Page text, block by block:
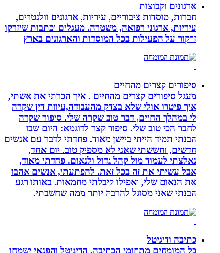
ארגונים וקבוצות
חברות, מוסדות ציבוריים, עיריות, ארגונים וולנטרים,
עיריות, ארגוני רפואה, משטרה. מעגלים וכתבות שיזרקו
זרקור על הפעילות בכל המוסדות והארגונים בארץ
סיפורים קצרים מהחיים
מעגל סיפורים קצרים מהחיים . איך הכרתי את אשתי,
איך פיטרו אולי שלא בצדק מהעבודה,עיוות דין שקרה
לי במהלך החיים, דבר טוב שקרה שלי. סיפור שקרה
לחבר הכי טוב שלי. סיפור קצר לדוגמא: היום שבו
הבנתי תמיד הייתי ביישן מאוד. פחדתי לדבר עם אנשים
חדשים, וחששתי שאני לא מספיק טוב. יום אחד,
נאלצתי לעמוד מול קהל גדול ולנאום. פחדתי מאוד,
אבל עשיתי את זה בכל זאת. להפתעתי, אנשים אהבו
את הנאום שלי, ואפילו קיבלתי מחמאות. באותו רגע
הבנתי שאני מסוגל להרבה יותר ממה שחשבתי.
כתיבה ודיגיטל
כל המומחים מתחומי הכתיבה, הדיגיטל והפנאי ישמחו